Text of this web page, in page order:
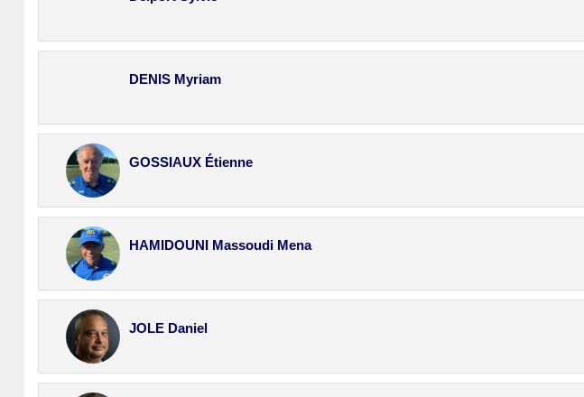
DENIS Myriam
GOSSIAUX Étienne
HAMIDOUNI Massoudi Mena
JOLE Daniel